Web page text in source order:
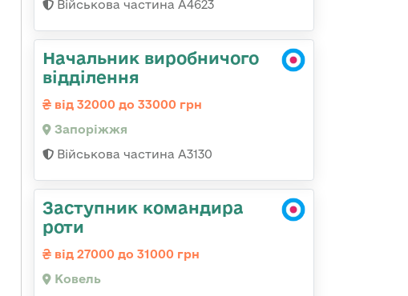
Військова частина А4623
Начальник виробничого
відділення
від 32000 до 33000 грн
Запоріжжя
Військова частина А3130
Заступник командира
роти
від 27000 до 31000 грн
Ковель